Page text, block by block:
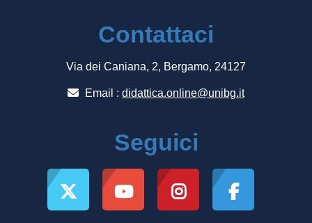
Contattaci
Via dei Caniana, 2, Bergamo, 24127
Email : didattica.online@unibg.it
Seguici